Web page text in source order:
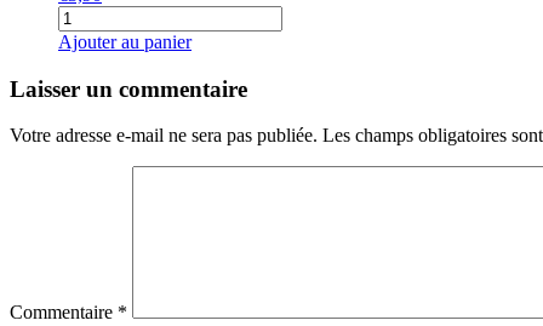
quantité
de
Patate
(Beauregard
et
Murazaki)
Ajouter au panier
Laisser un commentaire
Votre adresse e-mail ne sera pas publiée. Les champs obligatoires
Commentaire *